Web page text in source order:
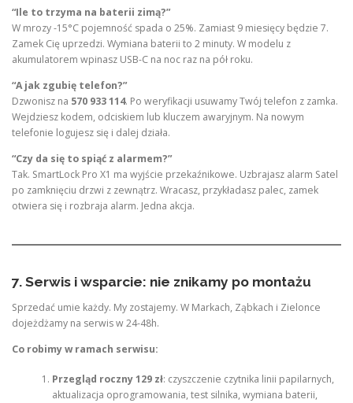
“Ile to trzyma na baterii zimą?”
W mrozy -15°C pojemność spada o 25%. Zamiast 9 miesięcy będzie 7.
Zamek Cię uprzedzi. Wymiana baterii to 2 minuty. W modelu z
akumulatorem wpinasz USB-C na noc raz na pół roku.
“A jak zgubię telefon?”
Dzwonisz na 570 933 114. Po weryfikacji usuwamy Twój telefon z zamka.
Wejdziesz kodem, odciskiem lub kluczem awaryjnym. Na nowym
telefonie logujesz się i dalej działa.
“Czy da się to spiąć z alarmem?”
Tak. SmartLock Pro X1 ma wyjście przekaźnikowe. Uzbrajasz alarm Satel
po zamknięciu drzwi z zewnątrz. Wracasz, przykładasz palec, zamek
otwiera się i rozbraja alarm. Jedna akcja.
7. Serwis i wsparcie: nie znikamy po montażu
Sprzedać umie każdy. My zostajemy. W Markach, Ząbkach i Zielonce
dojeżdżamy na serwis w 24-48h.
Co robimy w ramach serwisu:
Przegląd roczny 129 zł: czyszczenie czytnika linii papilarnych,
aktualizacja oprogramowania, test silnika, wymiana baterii,